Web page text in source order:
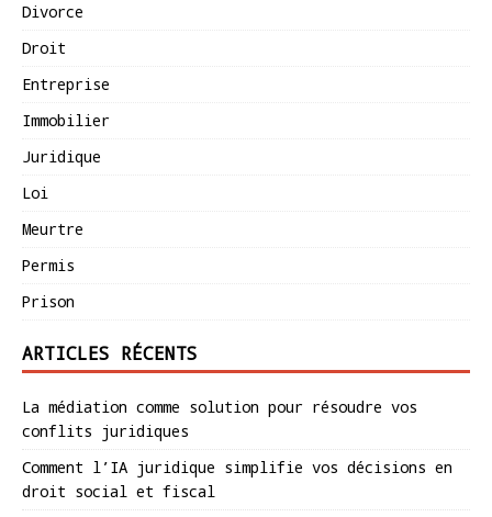
Divorce
Droit
Entreprise
Immobilier
Juridique
Loi
Meurtre
Permis
Prison
ARTICLES RÉCENTS
La médiation comme solution pour résoudre vos
conflits juridiques
Comment l’IA juridique simplifie vos décisions en
droit social et fiscal